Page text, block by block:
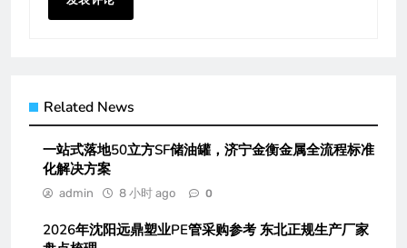
Related News
一站式落地50立方SF储油罐，济宁金衡金属全流程标准
化解决方案
admin 8 小时 ago 0
2026年沈阳远鼎塑业PE管采购参考 东北正规生产厂家